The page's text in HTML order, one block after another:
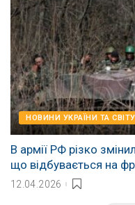
НОВИНИ УКРАЇНИ ТА СВІТУ
В армії РФ різко
що відбувається на
12.04.2026